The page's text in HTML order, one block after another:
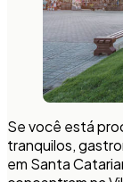
Se você está
tranquilos,
em Santa